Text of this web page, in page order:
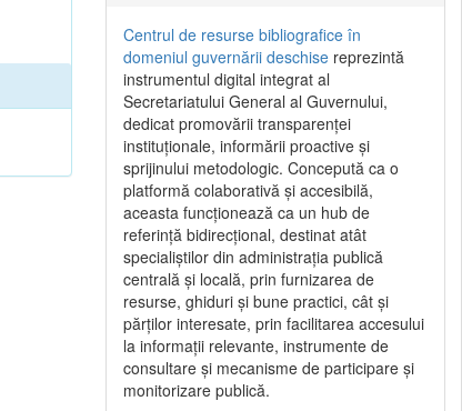
Centrul de resurse bibliografice în
domeniul guvernării deschise reprezintă
instrumentul digital integrat al
Secretariatului General al Guvernului,
dedicat promovării transparenței
instituționale, informării proactive și
sprijinului metodologic. Concepută ca o
platformă colaborativă și accesibilă,
aceasta funcționează ca un hub de
referință bidirecțional, destinat atât
specialiștilor din administrația publică
centrală și locală, prin furnizarea de
resurse, ghiduri și bune practici, cât și
părților interesate, prin facilitarea accesului
la informații relevante, instrumente de
consultare și mecanisme de participare și
monitorizare publică.